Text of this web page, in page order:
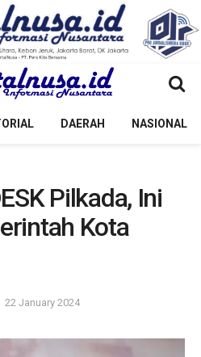
DAERAH NASIONAL
Pilkada, Ini
Kota
22 January 2024